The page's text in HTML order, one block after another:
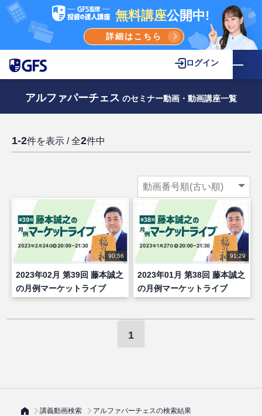
無料講座公開中!
詳細はこちら
ログイン
アルファパーチェス のセミナー動画・動画講座一覧
1-2件を表示 / 全2件中
90:56
2023年02月 第39回 藤本誠之
の月例マーケットライブ
91:29
2023年01月 第38回 藤本誠之
の月例マーケットライブ
1
講義動画検索 アルファパーチェスの検索結果